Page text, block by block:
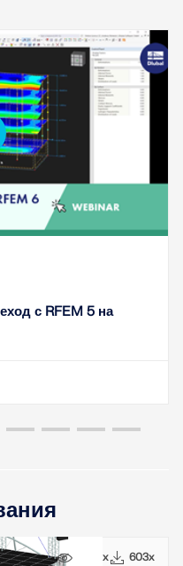
с RFEM 5 на
5664x 603x